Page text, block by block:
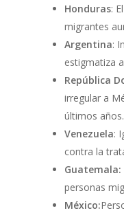
Honduras:
migrantes
Argentina:
estigmatiza
República
irregular a
últimos años.
Venezuela:
contra la
Guatemala:
personas
México: